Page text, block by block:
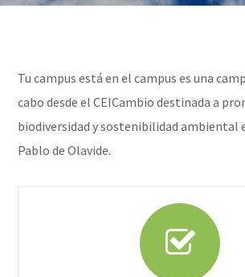
Tu campus está en el campus es una
cabo desde el CEICambio destinada a
biodiversidad y sostenibilidad ambiental
Pablo de Olavide.